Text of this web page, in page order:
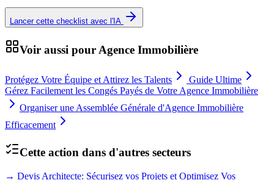
Lancer cette checklist avec l'IA
Voir aussi pour Agence Immobilière
Protégez Votre Équipe et Attirez les Talents
Guide Ultime
Gérez Facilement les Congés Payés de Votre Agence Immobilière
Organiser une Assemblée Générale d'Agence Immobilière
Efficacement
Cette action dans d'autres secteurs
→ Devis Architecte: Sécurisez vos Projets et Optimisez Vos